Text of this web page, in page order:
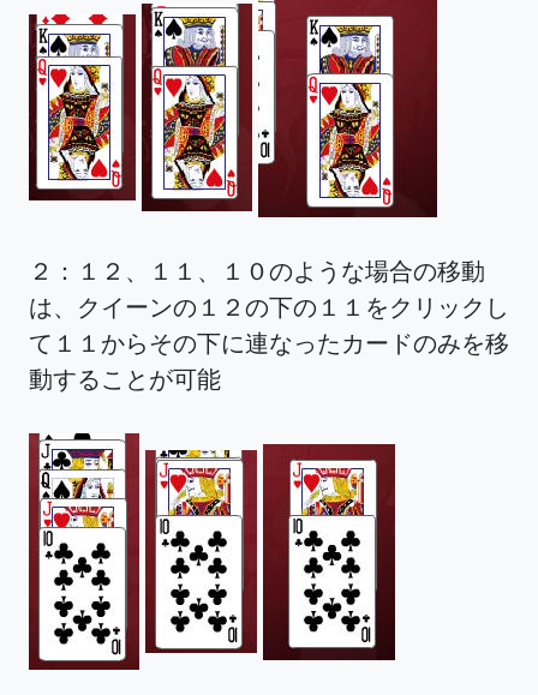
２：１２、１１、１０のような場合の移動
は、クイーンの１２の下の１１をクリックし
て１１からその下に連なったカードのみを移
動することが可能